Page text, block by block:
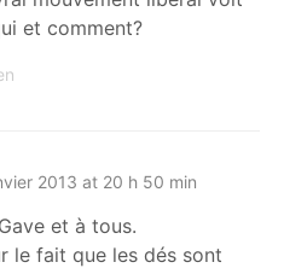
et comment?
2013 at 20 h 50 min
et à tous.
le fait que les dés sont